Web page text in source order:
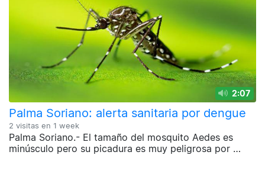
2:07
Palma Soriano: alerta sanitaria por dengue
2 visitas en 1 week
Palma Soriano.- El tamaño del mosquito Aedes es
minúsculo pero su picadura es muy peligrosa por …